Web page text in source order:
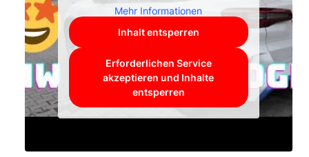
Mehr Informationen
Inhalt entsperren
Erforderlichen Service
akzeptieren und Inhalte
entsperren